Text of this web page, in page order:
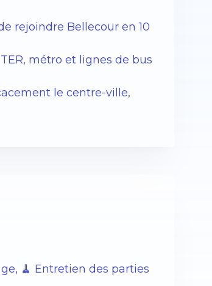
rejoindre Bellecour en 10
métro et lignes de bus
le centre-ville,
🧹 Entretien des parties